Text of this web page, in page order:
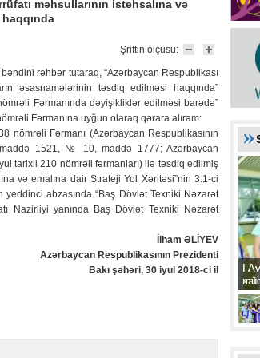
məhsullarının istehsalına və
Şriftin ölçüsü:
rəhbər tutaraq, “Azərbaycan Respublikası
əsasnamələrinin təsdiq edilməsi haqqında”
Fərmanında dəyişikliklər edilməsi barədə”
Fərmanına uyğun olaraq qərara alıram:
nömrəli Fərmanı (Azərbaycan Respublikasının
1521, № 10, maddə 1777; Azərbaycan
tarixli 210 nömrəli fərmanları) ilə təsdiq edilmiş
və emalına dair Strateji Yol Xəritəsi”nin 3.1-ci
abzasında “Baş Dövlət Texniki Nəzarət
Nazirliyi yanında Baş Dövlət Texniki Nəzarət
İlham ƏLİYEV
Azərbaycan Respublikasının Prezidenti
Bakı şəhəri, 30 iyul 2018-ci il
II